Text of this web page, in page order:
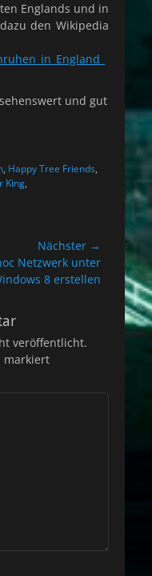
Englands und in
den Wikipedia
und gut
, Happy Tree Friends,
King,
Nächster →
Netzwerk unter
8 erstellen
veröffentlicht.
markiert